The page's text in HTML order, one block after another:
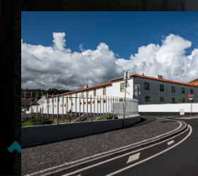
Previous